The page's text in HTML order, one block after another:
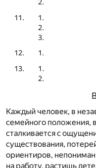
Каждый человек, в
семейного положения,
сталкивается с
существования,
ориентиров,
на работу, растишь